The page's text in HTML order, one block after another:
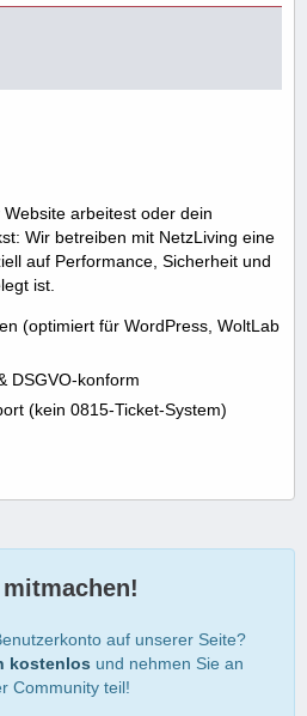
arbeitest oder dein
Wir betreiben mit NetzLiving eine
auf Performance, Sicherheit und
ist.
(optimiert für WordPress, WoltLab
DSGVO-konform
(kein 0815-Ticket-System)
auf unserer Seite?
kostenlos und nehmen Sie an
Community teil!